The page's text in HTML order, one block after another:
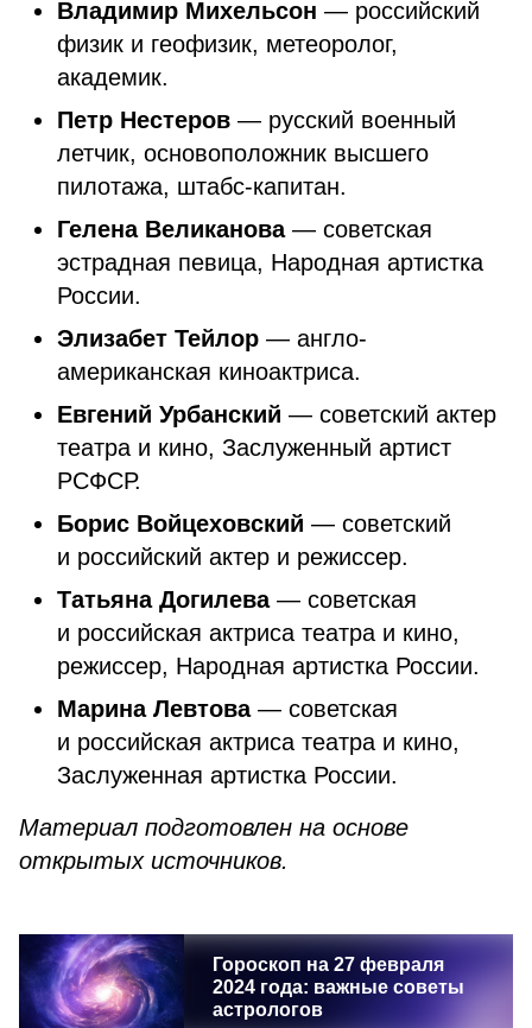
Владимир Михельсон — российский
физик и геофизик, метеоролог,
академик.
Петр Нестеров — русский военный
летчик, основоположник высшего
пилотажа, штабс-капитан.
Гелена Великанова— советская
эстрадная певица, Народная артистка
России.
Элизабет Тейлор — англо-
американская киноактриса.
Евгений Урбанский — советский актер
театра и кино, Заслуженный артист
РСФСР.
Борис Войцеховский — советский
и российский актер и режиссер.
Татьяна Догилева— советская
и российская актриса театра и кино,
режиссер, Народная артистка России.
Марина Левтова — советская
и российская актриса театра и кино,
Заслуженная артистка России.
Материал подготовлен на основе
открытых источников.
Гороскоп на 27 февраля
2024 года: важные советы
астрологов